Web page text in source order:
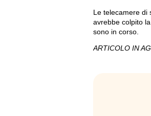
Le telecamere di
avrebbe colpito
sono in corso.
ARTICOLO IN